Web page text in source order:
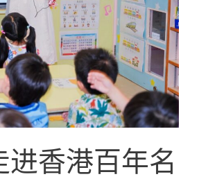
香港百年名